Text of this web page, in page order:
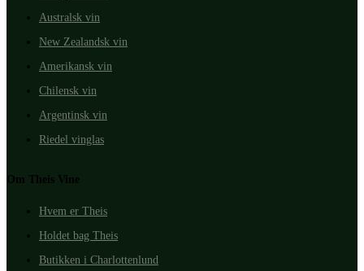
Australsk vin
New Zealandsk vin
Amerikansk vin
Chilensk vin
Argentinsk vin
Riedel vinglas
Om Theis Vine
Hvem er Theis
Holdet bag Theis
Butikken i Charlottenlund